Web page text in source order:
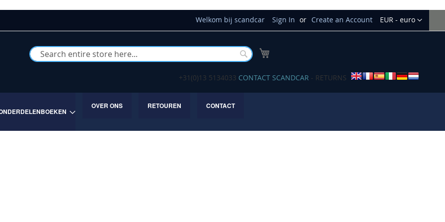
Currency
EUR - euro
Welkom bij scandcar Sign In Create an Account
Buscar
+31(0)13 5134033 CONTACT SCANDCAR - RETURNS
OVER ONS RETOUREN CONTACT